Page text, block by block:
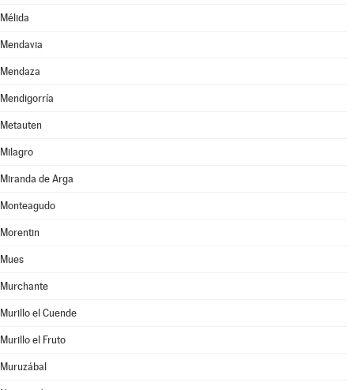
Mélida
Mendavia
Mendaza
Mendigorría
Metauten
Milagro
Miranda de Arga
Monteagudo
Morentin
Mues
Murchante
Murillo el Cuende
Murillo el Fruto
Muruzábal